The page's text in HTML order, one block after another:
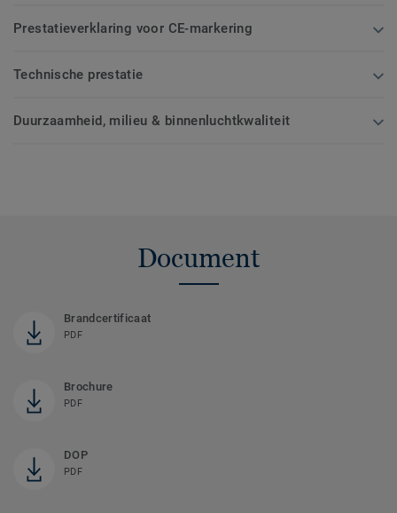
Prestatieverklaring voor CE-markering
Technische prestatie
Duurzaamheid, milieu & binnenluchtkwaliteit
Document
Brandcertificaat
PDF
Brochure
PDF
DOP
PDF